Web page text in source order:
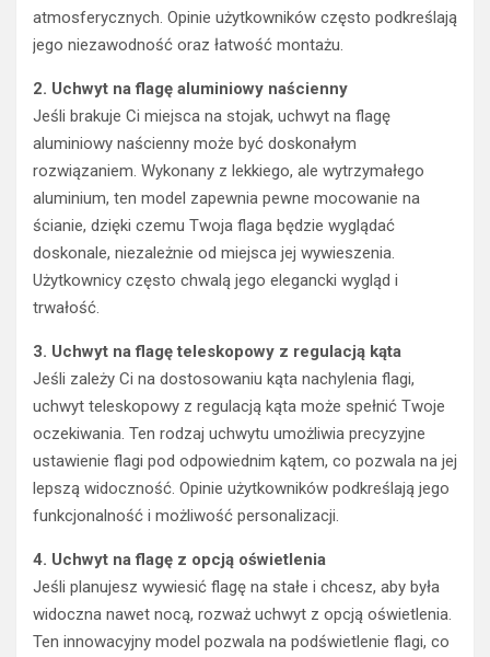
atmosferycznych. Opinie użytkowników często podkreślają
jego niezawodność oraz łatwość montażu.
2. Uchwyt na flagę aluminiowy naścienny
Jeśli brakuje Ci miejsca na stojak, uchwyt na flagę
aluminiowy naścienny może być doskonałym
rozwiązaniem. Wykonany z lekkiego, ale wytrzymałego
aluminium, ten model zapewnia pewne mocowanie na
ścianie, dzięki czemu Twoja flaga będzie wyglądać
doskonale, niezależnie od miejsca jej wywieszenia.
Użytkownicy często chwalą jego elegancki wygląd i
trwałość.
3. Uchwyt na flagę teleskopowy z regulacją kąta
Jeśli zależy Ci na dostosowaniu kąta nachylenia flagi,
uchwyt teleskopowy z regulacją kąta może spełnić Twoje
oczekiwania. Ten rodzaj uchwytu umożliwia precyzyjne
ustawienie flagi pod odpowiednim kątem, co pozwala na jej
lepszą widoczność. Opinie użytkowników podkreślają jego
funkcjonalność i możliwość personalizacji.
4. Uchwyt na flagę z opcją oświetlenia
Jeśli planujesz wywiesić flagę na stałe i chcesz, aby była
widoczna nawet nocą, rozważ uchwyt z opcją oświetlenia.
Ten innowacyjny model pozwala na podświetlenie flagi, co